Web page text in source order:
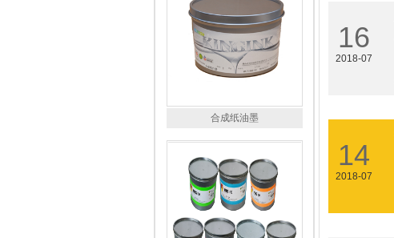
合成纸油墨
16
2018-07
14
2018-07